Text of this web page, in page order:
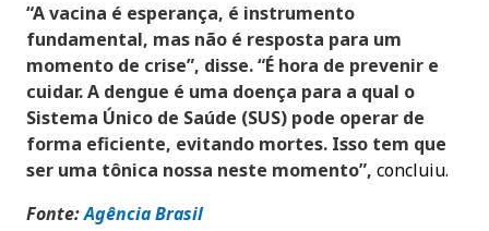
“A vacina é esperança, é instrumento
fundamental, mas não é resposta para um
momento de crise”, disse. “É hora de prevenir e
cuidar. A dengue é uma doença para a qual o
Sistema Único de Saúde (SUS) pode operar de
forma eficiente, evitando mortes. Isso tem que
ser uma tônica nossa neste momento”, concluiu.
Fonte:Agência Brasil